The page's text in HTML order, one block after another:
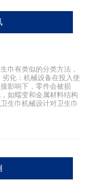
巾有类似的分类方法，
化：机械设备在投入使
影响下，零件会被损
如蠕变和金属材料结构
生巾机械设计对卫生巾